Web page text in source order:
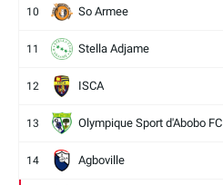
10 So Armee
11 Stella Adjame
12 ISCA
13 Olympique Sport d'Abobo FC
14 Agboville